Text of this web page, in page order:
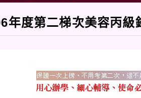
年度第二梯次美容丙級